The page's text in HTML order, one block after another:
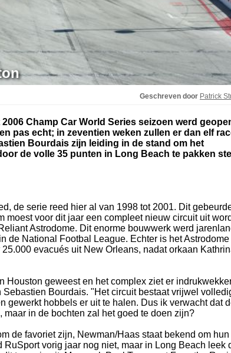
Geschreven door Patrick
Champ Car World Series seizoen werd
pas echt; in zeventien weken zullen er dan elf
Bourdais zijn leiding in de stand om het
de volle 35 punten in Long Beach te pakken
de serie reed hier al van 1998 tot 2001. Dit
moest voor dit jaar een compleet nieuw circuit uit
Astrodome. Dit enorme bouwwerk werd
de National Footbal League. Echter is het Astrodome
evacués uit New Orleans, nadat orkaan
Houston geweest en het complex ziet er
Bourdais. "Het circuit bestaat vrijwel
gewerkt hobbels er uit te halen. Dus ik verwacht dat
in de bochten zal het goed te doen zijn?
de favoriet zijn, Newman/Haas staat bekend om hun
vorig jaar nog niet, maar in Long Beach leek